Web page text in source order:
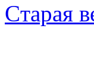
Cтарая